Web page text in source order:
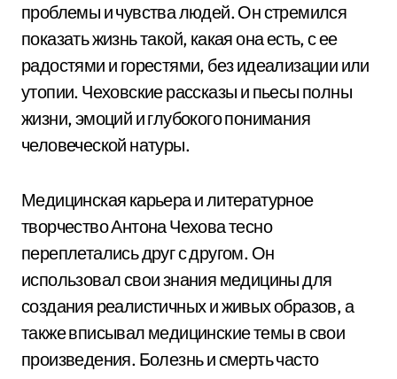
проблемы и чувства людей. Он стремился
показать жизнь такой, какая она есть, с ее
радостями и горестями, без идеализации или
утопии. Чеховские рассказы и пьесы полны
жизни, эмоций и глубокого понимания
человеческой натуры.
Медицинская карьера и литературное
творчество Антона Чехова тесно
переплетались друг с другом. Он
использовал свои знания медицины для
создания реалистичных и живых образов, а
также вписывал медицинские темы в свои
произведения. Болезнь и смерть часто